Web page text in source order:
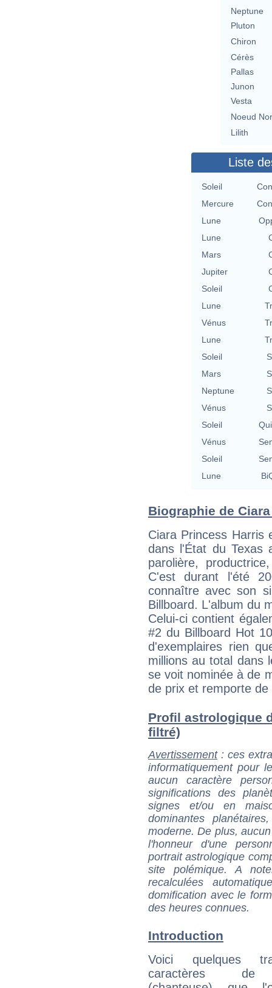
Neptune
Pluton
Chiron
Cérès
Pallas
Junon
Vesta
Noeud
Lilith
Liste
Soleil
Mercure
Lune
Lune
Mars
Jupiter
Soleil
Lune
Vénus
Lune
Soleil
Mars
Neptune
Vénus
Soleil
Vénus
Soleil
Lune
Biographie de
Ciara Princess Harris
dans l'État du Texas
parolière,
C'est durant l'été
connaître avec son
Billboard. L'album du
Celui-ci contient
#2 du Billboard Hot
d'exemplaires rien
millions au total dans
se voit nominée à de
de prix et remporte
Profil astrologique
filtré)
Avertissement: ces
informatiquement pour
aucun caractère
significations des
signes et/ou en
dominantes
moderne. De plus,
l'honneur d'une
portrait astrologique
site polémique. A
recalculées
domification avec le
des heures connues.
Introduction
Voici quelques
caractères de